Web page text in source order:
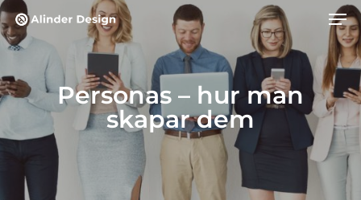
Skip
to
main
content
Personas – hur man
skapar dem